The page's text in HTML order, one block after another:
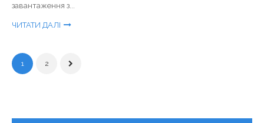
завантаження з...
ЧИТАТИ ДАЛІ
1 2